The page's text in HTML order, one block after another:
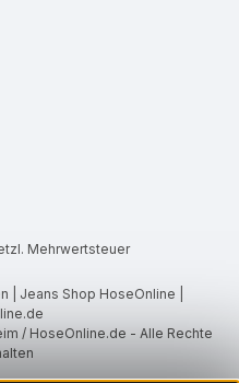
Mehrwertsteuer
| Jeans Shop HoseOnline |
/ HoseOnline.de - Alle Rechte